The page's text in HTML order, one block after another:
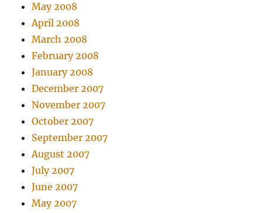
May 2008
April 2008
March 2008
February 2008
January 2008
December 2007
November 2007
October 2007
September 2007
August 2007
July 2007
June 2007
May 2007